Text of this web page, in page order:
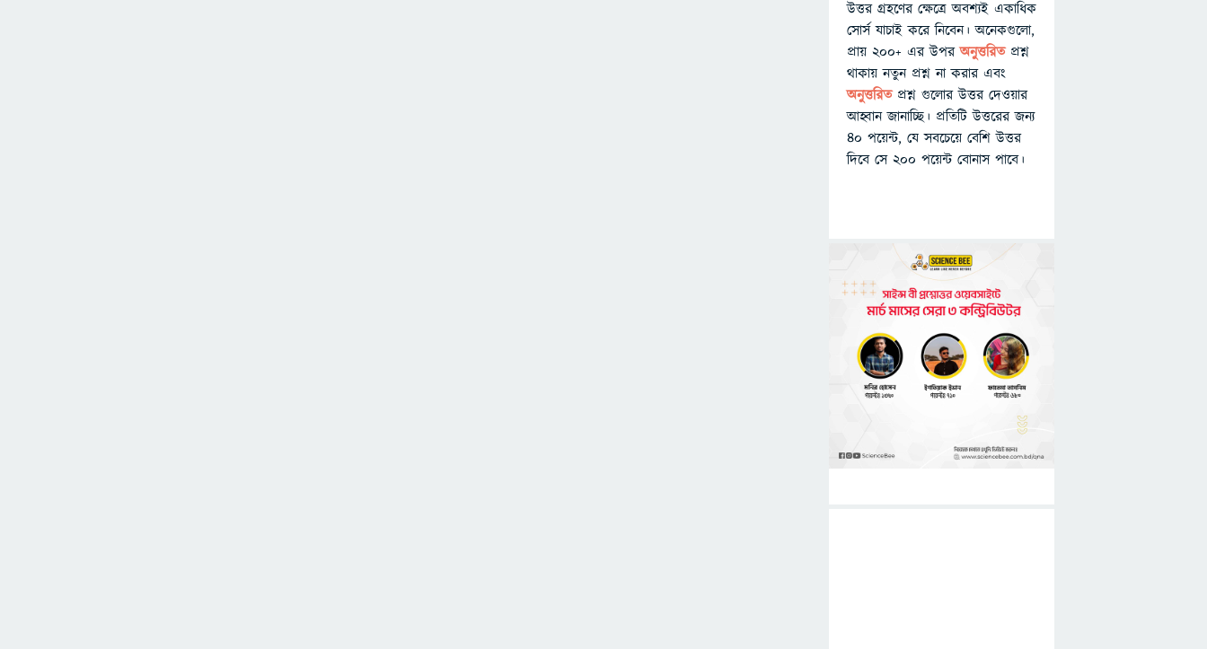
উত্তর গ্রহণের ক্ষেত্রে অবশ্যই একাধিক
সোর্স যাচাই করে নিবেন। অনেকগুলো,
প্রায় ২০০+ এর উপরঅনুত্তরিতপ্রশ্ন
থাকায় নতুন প্রশ্ন না করার এবং
অনুত্তরিত প্রশ্ন গুলোর উত্তর দেওয়ার
আহ্বান জানাচ্ছি। প্রতিটি উত্তরের জন্য
৪০ পয়েন্ট, যে সবচেয়ে বেশি উত্তর
দিবে সে ২০০ পয়েন্ট বোনাস পাবে।